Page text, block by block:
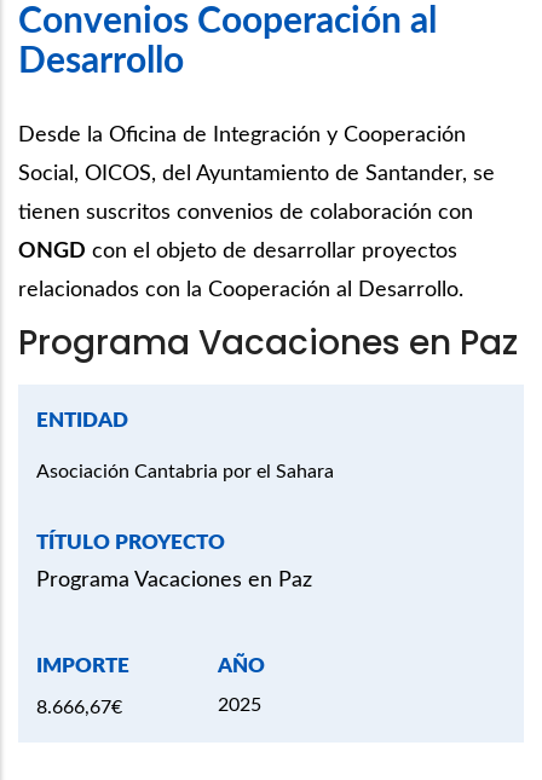
Convenios Cooperación al
Desarrollo
Desde la Oficina de Integración y Cooperación
Social, OICOS, del Ayuntamiento de Santander, se
tienen suscritos convenios de colaboración con
ONGD con el objeto de desarrollar proyectos
relacionados con la Cooperación al Desarrollo.
Programa Vacaciones en Paz
Asociación Cantabria por el Sahara
Programa Vacaciones en Paz
8.666,67€ 2025